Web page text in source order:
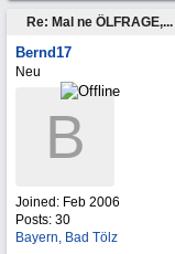
Re: Mal ne ÖLFRAGE,...
Bernd17
Neu
B
Joined: Feb 2006
Posts: 30
Bayern, Bad Tölz